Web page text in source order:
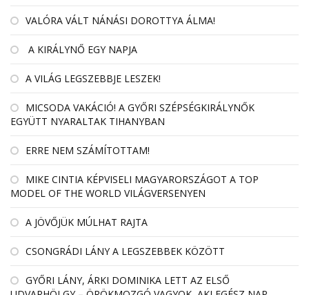
VALÓRA VÁLT NÁNÁSI DOROTTYA ÁLMA!
A KIRÁLYNŐ EGY NAPJA
A VILÁG LEGSZEBBJE LESZEK!
MICSODA VAKÁCIÓ! A GYŐRI SZÉPSÉGKIRÁLYNŐK
EGYÜTT NYARALTAK TIHANYBAN
ERRE NEM SZÁMÍTOTTAM!
MIKE CINTIA KÉPVISELI MAGYARORSZÁGOT A TOP
MODEL OF THE WORLD VILÁGVERSENYEN
A JÖVŐJÜK MÚLHAT RAJTA
CSONGRÁDI LÁNY A LEGSZEBBEK KÖZÖTT
GYŐRI LÁNY, ÁRKI DOMINIKA LETT AZ ELSŐ